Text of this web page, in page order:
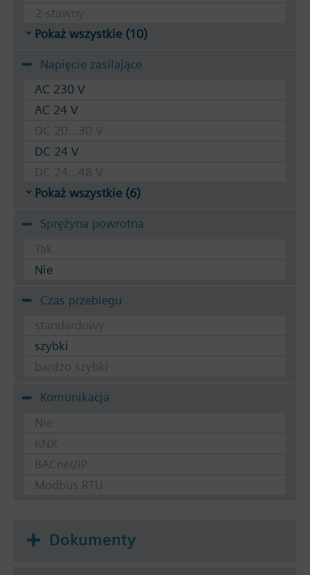
2-stawny
Pokaż wszystkie (10)
Napięcie zasilające
AC 230 V
AC 24 V
DC 20...30 V
DC 24 V
DC 24...48 V
Pokaż wszystkie (6)
Sprężyna powrotna
Tak
Nie
Czas przebiegu
standardowy
szybki
bardzo szybki
Komunikacja
Nie
KNX
BACnet/IP
Modbus RTU
Dokumenty